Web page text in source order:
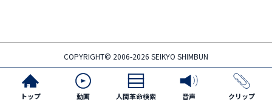
COPYRIGHT© 2006-2026 SEIKYO SHIMBUN
トップ 動画 人間革命検索 音声 クリップ